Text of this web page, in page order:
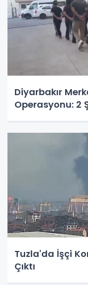
Diyarbakır
Operasyonu: 2
Tuzla'da İşçi
Çıktı